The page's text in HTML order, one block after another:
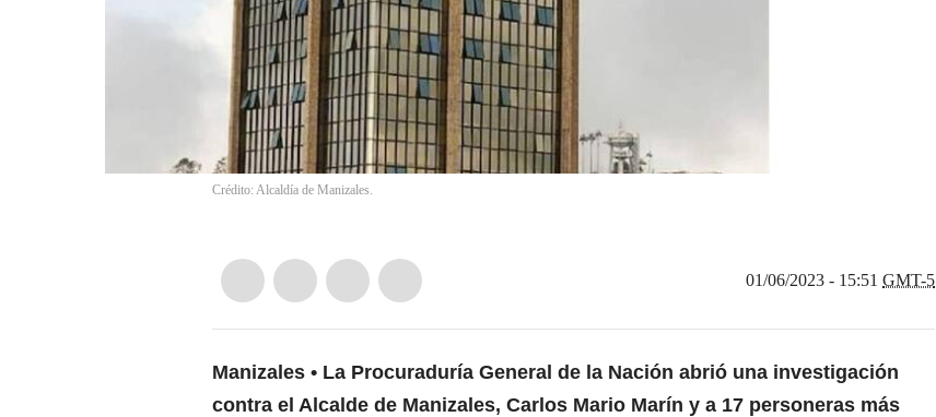
Crédito: Alcaldía de Manizales.
01/06/2023 - 15:51 GMT-5
Manizales
La Procuraduría General de la Nación abrió una investigación
contra el Alcalde de Manizales, Carlos Mario Marín y a 17 personeras más